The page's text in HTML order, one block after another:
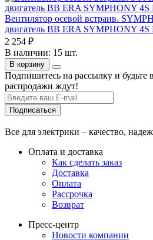
Вентилятор осевой встраив.
двигатель BB ERA SYMPHONY 4S
2 254 ₽
В наличии: 15 шт.
В корзину
Подпишитесь на рассылку и будьте
распродажи ждут!
Подписаться
Все для электрики – качество,
Оплата и доставка
Как сделать заказ
Доставка
Оплата
Рассрочка
Возврат
Пресс-центр
Новости компании